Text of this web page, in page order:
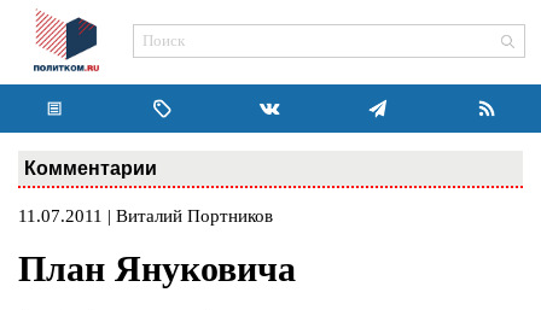
Комментарии
11.07.2011 | Виталий Портников
План Януковича